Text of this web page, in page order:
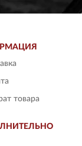
товара